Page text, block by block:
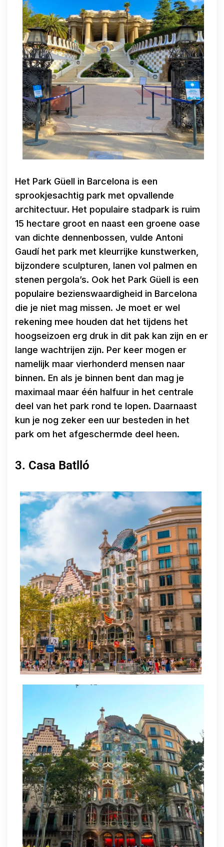
Het Park Güell in Barcelona is een
sprookjesachtig park met opvallende
architectuur. Het populaire stadpark is ruim
15 hectare groot en naast een groene oase
van dichte dennenbossen, vulde Antoni
Gaudí het park met kleurrijke kunstwerken,
bijzondere sculpturen, lanen vol palmen en
stenen pergola’s. Ook het Park Güell is een
populaire bezienswaardigheid in Barcelona
die je niet mag missen. Je moet er wel
rekening mee houden dat het tijdens het
hoogseizoen erg druk in dit pak kan zijn en er
lange wachtrijen zijn. Per keer mogen er
namelijk maar vierhonderd mensen naar
binnen. En als je binnen bent dan mag je
maximaal maar één halfuur in het centrale
deel van het park rond te lopen. Daarnaast
kun je nog zeker een uur besteden in het
park om het afgeschermde deel heen.
3. Casa Batlló